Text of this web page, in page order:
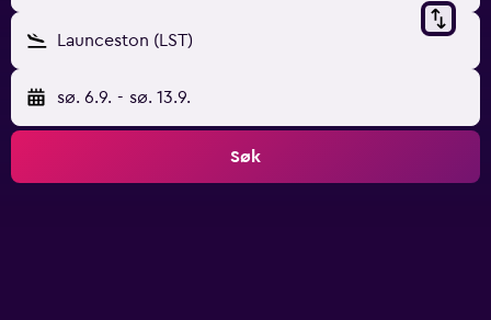
Launceston (LST)
sø. 6.9. - sø. 13.9.
Søk